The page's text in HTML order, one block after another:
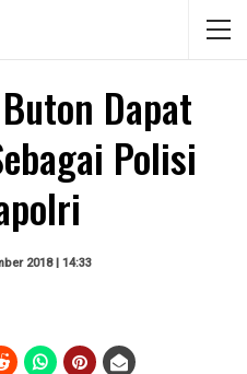
Dapat
Polisi
2018 | 14:33